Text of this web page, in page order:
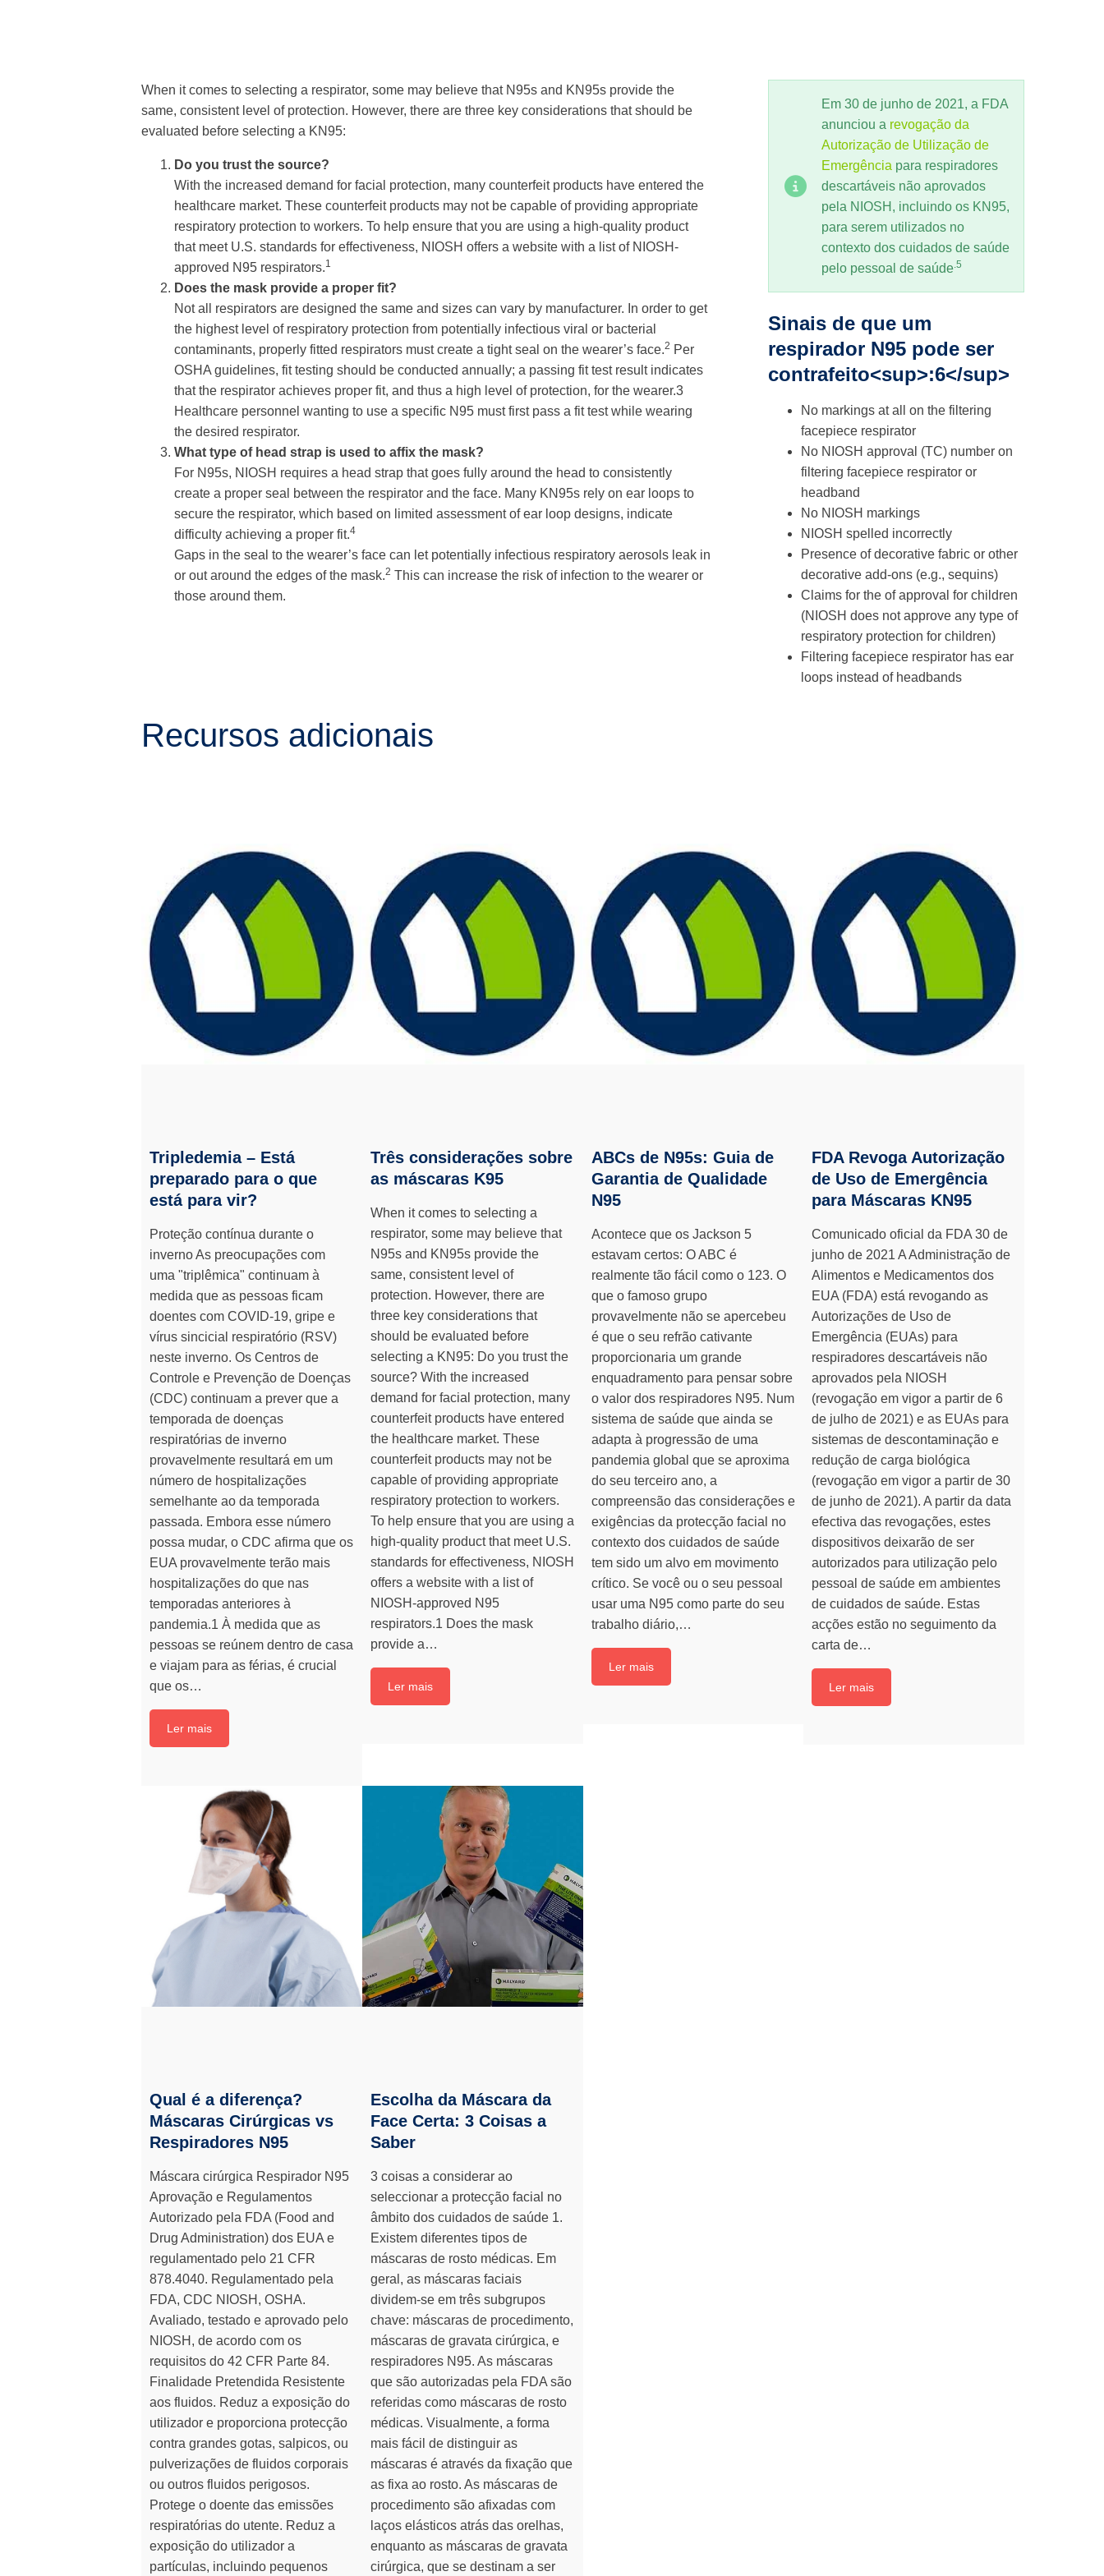
When it comes to selecting a respirator, some may believe that N95s and KN95s provide the
same, consistent level of protection. However, there are three key considerations that should be
evaluated before selecting a KN95:
Do you trust the source?
With the increased demand for facial protection, many counterfeit products have entered the
healthcare market. These counterfeit products may not be capable of providing appropriate
respiratory protection to workers. To help ensure that you are using a high-quality product
that meet U.S. standards for effectiveness, NIOSH offers a website with a list of NIOSH-
approved N95 respirators.1
Does the mask provide a proper fit?
Not all respirators are designed the same and sizes can vary by manufacturer. In order to get
the highest level of respiratory protection from potentially infectious viral or bacterial
contaminants, properly fitted respirators must create a tight seal on the wearer’s face.2 Per
OSHA guidelines, fit testing should be conducted annually; a passing fit test result indicates
that the respirator achieves proper fit, and thus a high level of protection, for the wearer.3
Healthcare personnel wanting to use a specific N95 must first pass a fit test while wearing
the desired respirator.
What type of head strap is used to affix the mask?
For N95s, NIOSH requires a head strap that goes fully around the head to consistently
create a proper seal between the respirator and the face. Many KN95s rely on ear loops to
secure the respirator, which based on limited assessment of ear loop designs, indicate
difficulty achieving a proper fit.4
Gaps in the seal to the wearer’s face can let potentially infectious respiratory aerosols leak in
or out around the edges of the mask.2 This can increase the risk of infection to the wearer or
those around them.
Em 30 de junho de 2021, a FDA
anunciou a revogação da
Autorização de Utilização de
Emergência para respiradores
descartáveis não aprovados
pela NIOSH, incluindo os KN95,
para serem utilizados no
contexto dos cuidados de saúde
pelo pessoal de saúde.5
Sinais de que um
respirador N95 pode ser
contrafeito<sup>:6</sup>
No markings at all on the filtering
facepiece respirator
No NIOSH approval (TC) number on
filtering facepiece respirator or
headband
No NIOSH markings
NIOSH spelled incorrectly
Presence of decorative fabric or other
decorative add-ons (e.g., sequins)
Claims for the of approval for children
(NIOSH does not approve any type of
respiratory protection for children)
Filtering facepiece respirator has ear
loops instead of headbands
Recursos adicionais
Tripledemia – Está
preparado para o que
está para vir?
Proteção contínua durante o
inverno As preocupações com
uma "triplêmica" continuam à
medida que as pessoas ficam
doentes com COVID-19, gripe e
vírus sincicial respiratório (RSV)
neste inverno. Os Centros de
Controle e Prevenção de Doenças
(CDC) continuam a prever que a
temporada de doenças
respiratórias de inverno
provavelmente resultará em um
número de hospitalizações
semelhante ao da temporada
passada. Embora esse número
possa mudar, o CDC afirma que os
EUA provavelmente terão mais
hospitalizações do que nas
temporadas anteriores à
pandemia.1 À medida que as
pessoas se reúnem dentro de casa
e viajam para as férias, é crucial
que os…
Ler mais
Três considerações sobre
as máscaras K95
When it comes to selecting a
respirator, some may believe that
N95s and KN95s provide the
same, consistent level of
protection. However, there are
three key considerations that
should be evaluated before
selecting a KN95: Do you trust the
source? With the increased
demand for facial protection, many
counterfeit products have entered
the healthcare market. These
counterfeit products may not be
capable of providing appropriate
respiratory protection to workers.
To help ensure that you are using a
high-quality product that meet U.S.
standards for effectiveness, NIOSH
offers a website with a list of
NIOSH-approved N95
respirators.1 Does the mask
provide a…
Ler mais
ABCs de N95s: Guia de
Garantia de Qualidade
N95
Acontece que os Jackson 5
estavam certos: O ABC é
realmente tão fácil como o 123. O
que o famoso grupo
provavelmente não se apercebeu
é que o seu refrão cativante
proporcionaria um grande
enquadramento para pensar sobre
o valor dos respiradores N95. Num
sistema de saúde que ainda se
adapta à progressão de uma
pandemia global que se aproxima
do seu terceiro ano, a
compreensão das considerações e
exigências da protecção facial no
contexto dos cuidados de saúde
tem sido um alvo em movimento
crítico. Se você ou o seu pessoal
usar uma N95 como parte do seu
trabalho diário,…
Ler mais
FDA Revoga Autorização
de Uso de Emergência
para Máscaras KN95
Comunicado oficial da FDA 30 de
junho de 2021 A Administração de
Alimentos e Medicamentos dos
EUA (FDA) está revogando as
Autorizações de Uso de
Emergência (EUAs) para
respiradores descartáveis não
aprovados pela NIOSH
(revogação em vigor a partir de 6
de julho de 2021) e as EUAs para
sistemas de descontaminação e
redução de carga biológica
(revogação em vigor a partir de 30
de junho de 2021). A partir da data
efectiva das revogações, estes
dispositivos deixarão de ser
autorizados para utilização pelo
pessoal de saúde em ambientes
de cuidados de saúde. Estas
acções estão no seguimento da
carta de…
Ler mais
Qual é a diferença?
Máscaras Cirúrgicas vs
Respiradores N95
Máscara cirúrgica Respirador N95
Aprovação e Regulamentos
Autorizado pela FDA (Food and
Drug Administration) dos EUA e
regulamentado pelo 21 CFR
878.4040. Regulamentado pela
FDA, CDC NIOSH, OSHA.
Avaliado, testado e aprovado pelo
NIOSH, de acordo com os
requisitos do 42 CFR Parte 84.
Finalidade Pretendida Resistente
aos fluidos. Reduz a exposição do
utilizador e proporciona protecção
contra grandes gotas, salpicos, ou
pulverizações de fluidos corporais
ou outros fluidos perigosos.
Protege o doente das emissões
respiratórias do utente. Reduz a
exposição do utilizador a
partículas, incluindo pequenos
Escolha da Máscara da
Face Certa: 3 Coisas a
Saber
3 coisas a considerar ao
seleccionar a protecção facial no
âmbito dos cuidados de saúde 1.
Existem diferentes tipos de
máscaras de rosto médicas. Em
geral, as máscaras faciais
dividem-se em três subgrupos
chave: máscaras de procedimento,
máscaras de gravata cirúrgica, e
respiradores N95. As máscaras
que são autorizadas pela FDA são
referidas como máscaras de rosto
médicas. Visualmente, a forma
mais fácil de distinguir as
máscaras é através da fixação que
as fixa ao rosto. As máscaras de
procedimento são afixadas com
laços elásticos atrás das orelhas,
enquanto as máscaras de gravata
cirúrgica, que se destinam a ser